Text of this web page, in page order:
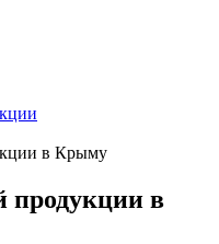
в Крыму
продукции в